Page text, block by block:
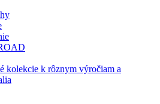
kolekcie k rôznym výročiam a